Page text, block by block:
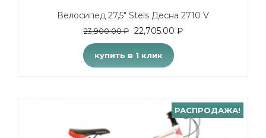
Велосипед 27,5″ Stels Десна 2710 V
23,900.00₽ 22,705.00 ₽
купить в 1 клик
РАСПРОДАЖА!